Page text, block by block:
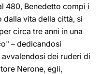
480, Benedetto compì i
dalla vita della città, si
circa tre anni in una
– dedicandosi
dei ruderi di
Nerone, egli,